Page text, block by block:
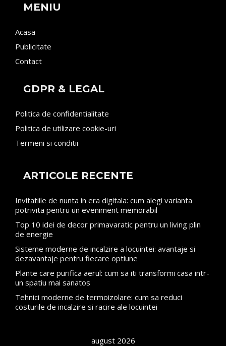
MENIU
Acasa
Publicitate
Contact
GDPR & LEGAL
Politica de confidentialitate
Politica de utilizare cookie-uri
Termeni si conditii
ARTICOLE RECENTE
Invitatiile de nunta in era digitala: cum alegi varianta
potrivita pentru un eveniment memorabil
Top 10 idei de decor primavaratic pentru un living plin
de energie
Sisteme moderne de incalzire a locuintei: avantaje si
dezavantaje pentru fiecare optiune
Plante care purifica aerul: cum sa iti transformi casa intr-
un spatiu mai sanatos
Tehnici moderne de termoizolare: cum sa reduci
costurile de incalzire si racire ale locuintei
august 2026